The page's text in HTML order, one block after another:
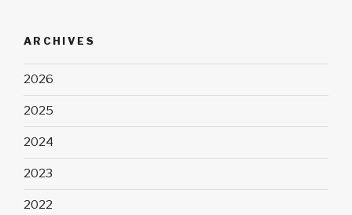
ARCHIVES
2026
2025
2024
2023
2022